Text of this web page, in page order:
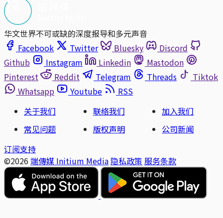
华文世界不可或缺的深度报导和多元声音
Facebook
Twitter Bluesky
Discord
Github
Instagram Linkedin
Mastodon
Pinterest
Reddit Telegram Threads
Tiktok
Whatsapp
Youtube
RSS
关于我们
联络我们
加入我们
常见问题
版权声明
公司新闻
订阅支持
©2026 端傳媒 Initium Media 隐私政策 服务条款